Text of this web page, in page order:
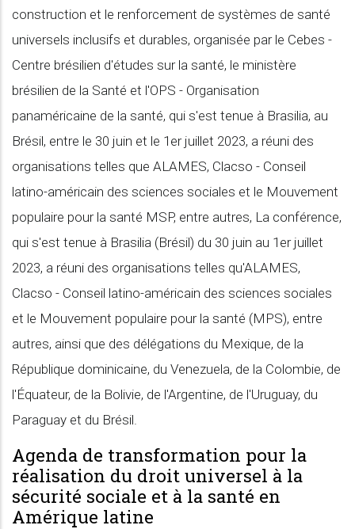
construction et le renforcement de systèmes de santé
universels inclusifs et durables, organisée par le Cebes -
Centre brésilien d'études sur la santé, le ministère
brésilien de la Santé et l'OPS - Organisation
panaméricaine de la santé, qui s'est tenue à Brasilia, au
Brésil, entre le 30 juin et le 1er juillet 2023, a réuni des
organisations telles que ALAMES, Clacso - Conseil
latino-américain des sciences sociales et le Mouvement
populaire pour la santé MSP, entre autres, La conférence,
qui s'est tenue à Brasilia (Brésil) du 30 juin au 1er juillet
2023, a réuni des organisations telles qu'ALAMES,
Clacso - Conseil latino-américain des sciences sociales
et le Mouvement populaire pour la santé (MPS), entre
autres, ainsi que des délégations du Mexique, de la
République dominicaine, du Venezuela, de la Colombie, de
l'Équateur, de la Bolivie, de l'Argentine, de l'Uruguay, du
Paraguay et du Brésil.
Agenda de transformation pour la
réalisation du droit universel à la
sécurité sociale et à la santé en
Amérique latine